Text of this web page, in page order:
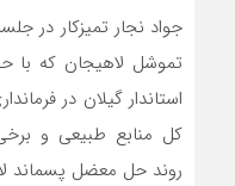
جواد نجار تمیزکار در
تموشل لاهیجان که با
استاندار گیلان در
کل منابع طبیعی و
روند حل معضل پسماند